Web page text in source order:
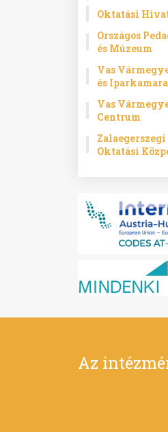
Oktatási
Országos
és Múzeum
Vas
és Iparkamara
Vas
Centrum
Oktatási
Az